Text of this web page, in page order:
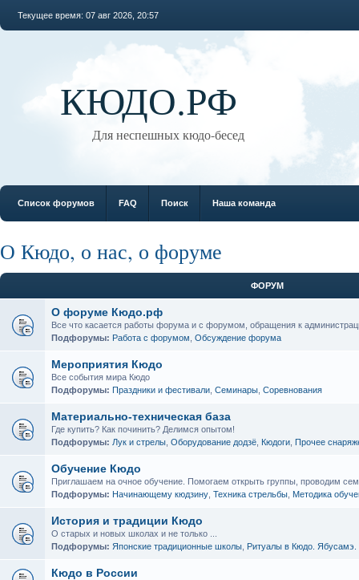
Текущее время: 07 авг 2026, 20:57
КЮДО.РФ
Для неспешных кюдо-бесед
Список форумов FAQ Поиск Наша команда
О Кюдо, о нас, о форуме
ФОРУМ
О форуме Кюдо.рф
Все что касается работы форума и с форумом, обращения к
Подфорумы: Работа с форумом Обсуждение форума
Мероприятия Кюдо
Все события мира Кюдо
Подфорумы: Праздники и фестивали Семинары Соревнования
Материально-техническая база
Где купить? Как починить? Делимся опытом!
Подфорумы: Лук и стрелы Оборудование додзё Кюдоги Прочее
Обучение Кюдо
Приглашаем на очное обучение. Помогаем открыть группы, проводим
Подфорумы: Начинающему кюдзину Техника стрельбы Методика
История и традиции Кюдо
О старых и новых школах и не только ...
Подфорумы: Японские традиционные школы Ритуалы в Кюдо. Ябусамэ.
Кюдо в России